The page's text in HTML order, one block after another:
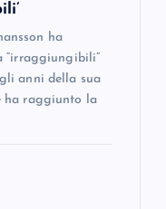
ha
“irraggiungibili”
anni della sua
ha raggiunto la